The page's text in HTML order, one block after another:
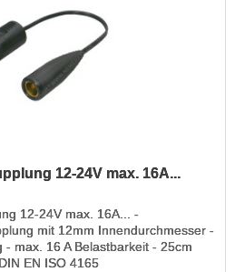
12-24V max. 16A...
12-24V max. 16A... -
mit 12mm Innendurchmesser -
max. 16 A Belastbarkeit - 25cm
EN ISO 4165